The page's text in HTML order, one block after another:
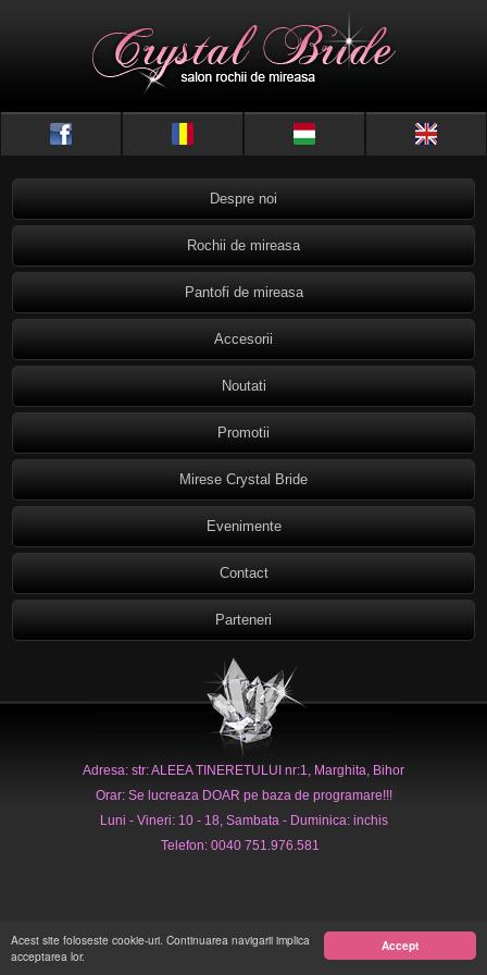
Accept
Acest site foloseste cookie-uri. Continuarea navigarii implica
acceptarea lor.
Despre noi
Rochii de mireasa
Pantofi de mireasa
Accesorii
Noutati
Promotii
Mirese Crystal Bride
Evenimente
Contact
Parteneri
Adresa: str: ALEEA TINERETULUI nr:1, Marghita, Bihor
Orar: Se lucreaza DOAR pe baza de programare!!!
Luni - Vineri: 10 - 18, Sambata - Duminica: inchis
Telefon: 0040 751.976.581